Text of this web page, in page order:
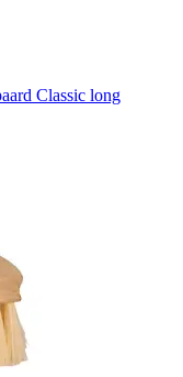
Classic long